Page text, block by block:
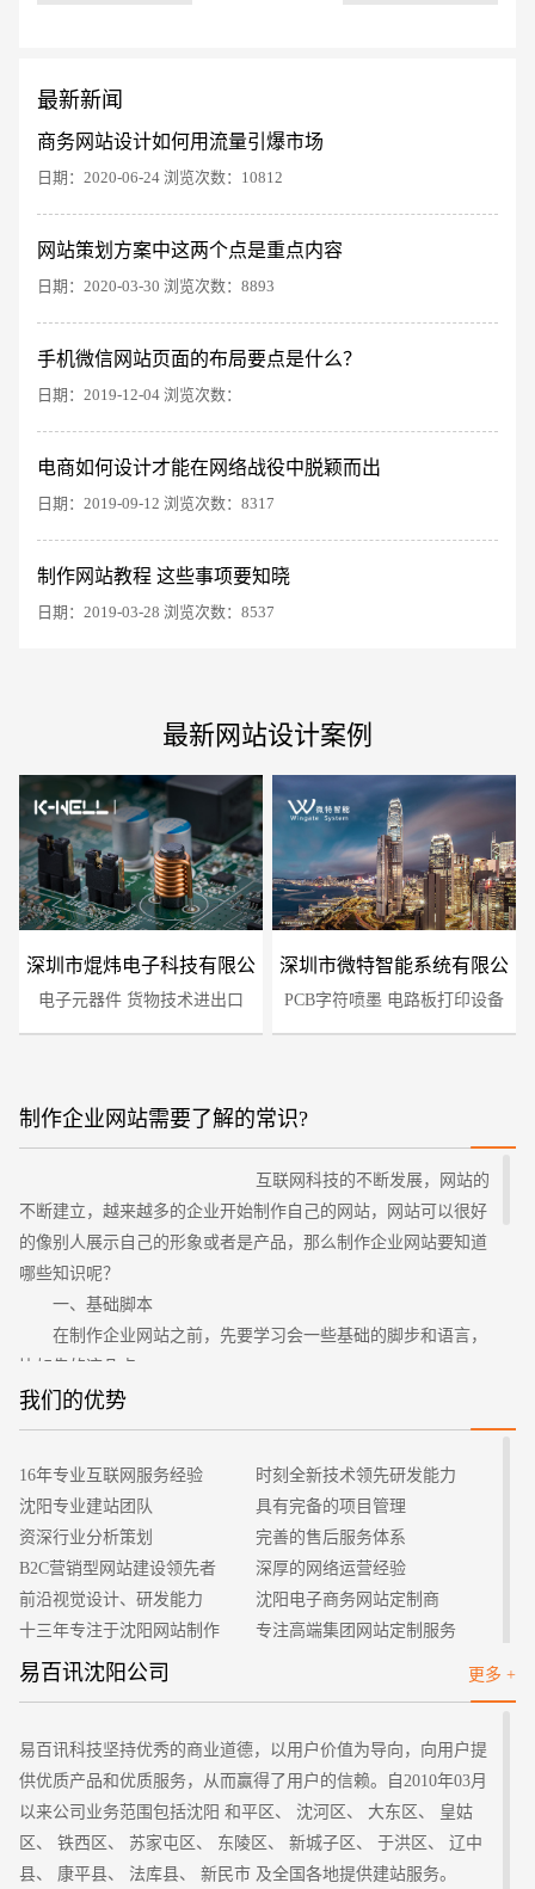
最新新闻
商务网站设计如何用流量引爆市场
日期：2020-06-24 浏览次数：10812
网站策划方案中这两个点是重点内容
日期：2020-03-30 浏览次数：8893
手机微信网站页面的布局要点是什么？
日期：2019-12-04 浏览次数：
电商如何设计才能在网络战役中脱颖而出
日期：2019-09-12 浏览次数：8317
制作网站教程 这些事项要知晓
日期：2019-03-28 浏览次数：8537
最新网站设计案例
深圳市焜炜电子科技有限公
司
电子元器件 货物技术进出口
深圳市微特智能系统有限公
司
PCB字符喷墨 电路板打印设备
制作企业网站需要了解的常识?
互联网科技的不断发展，网站的
不断建立，越来越多的企业开始制作自己的网站，网站可以很好
的像别人展示自己的形象或者是产品，那么制作企业网站要知道
哪些知识呢？
一、基础脚本
在制作企业网站之前，先要学习会一些基础的脚步和语言，
比如先的这几点：
1、网页最基本的语言html脚本，这个脚本的学习很重要，
它可以让你以后的记事本编写更简洁更高效。html脚本要用css样
练习过程中不断提高自己的知识。
二、制作不同的网站系统
网站制作相对来说还是很简单的，可以直接去下载网站管理
系统来做，制作不同类型的网站要有不同的网站系统。
做一些大型的企业或者是机构，学校等可以选择pageadmin
系统。didcuz时制作论坛的最佳选择，制定购买的网站可以选择
ecshop，wordpress是制作个人博客的最佳选择。
我们的优势
16年专业互联网服务经验
沈阳专业建站团队
资深行业分析策划
B2C营销型网站建设领先者
前沿视觉设计、研发能力
十三年专注于沈阳网站制作
客户的满意是我们唯一的宗旨
时刻全新技术领先研发能力
具有完备的项目管理
完善的售后服务体系
深厚的网络运营经验
沈阳电子商务网站定制商
专注高端集团网站定制服务
更多 +
易百讯沈阳公司
易百讯科技坚持优秀的商业道德，以用户价值为导向，向用户提
供优质产品和优质服务，从而赢得了用户的信赖。自2010年03月
以来公司业务范围包括沈阳 和平区、 沈河区、 大东区、 皇姑
区、 铁西区、 苏家屯区、 东陵区、 新城子区、 于洪区、 辽中
县、 康平县、 法库县、 新民市 及全国各地提供建站服务。
创意品牌型网站 · 标准企业官网建设 · 外贸网
电商及系统平台开发 · 微信小程序开发
1万-3万 3万-5万 5万-8万